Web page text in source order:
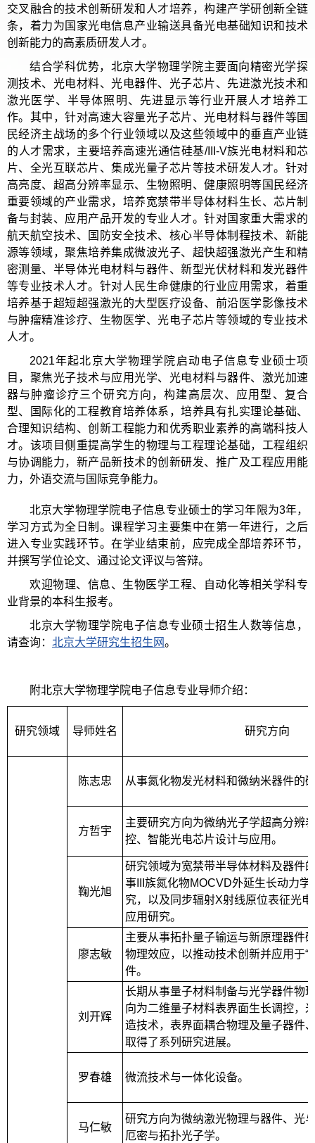
交叉融合的技术创新研发和人才培养，构建产学研创新全链
条，着力为国家光电信息产业输送具备光电基础知识和技术
创新能力的高素质研发人才。
结合学科优势，北京大学物理学院主要面向精密光学探
测技术、光电材料、光电器件、光子芯片、先进激光技术和
激光医学、半导体照明、先进显示等行业开展人才培养工
作。其中，针对高速大容量光子芯片、光电材料与器件等国
民经济主战场的多个行业领域以及这些领域中的垂直产业链
的人才需求，主要培养高速光通信硅基/III-V族光电材料和芯
片、全光互联芯片、集成光量子芯片等技术研发人才。针对
高亮度、超高分辨率显示、生物照明、健康照明等国民经济
重要领域的产业需求，培养宽禁带半导体材料生长、芯片制
备与封装、应用产品开发的专业人才。针对国家重大需求的
航天航空技术、国防安全技术、核心半导体制程技术、新能
源等领域，聚焦培养集成微波光子、超快超强激光产生和精
密测量、半导体光电材料与器件、新型光伏材料和发光器件
等专业技术人才。针对人民生命健康的行业应用需求，着重
培养基于超短超强激光的大型医疗设备、前沿医学影像技术
与肿瘤精准诊疗、生物医学、光电子芯片等领域的专业技术
人才。
2021年起北京大学物理学院启动电子信息专业硕士项
目，聚焦光子技术与应用光学、光电材料与器件、激光加速
器与肿瘤诊疗三个研究方向，构建高层次、应用型、复合
型、国际化的工程教育培养体系，培养具有扎实理论基础、
合理知识结构、创新工程能力和优秀职业素养的高端科技人
才。该项目侧重提高学生的物理与工程理论基础，工程组织
与协调能力，新产品新技术的创新研发、推广及工程应用能
力，外语交流与国际竞争能力。
北京大学物理学院电子信息专业硕士的学习年限为3年，
学习方式为全日制。课程学习主要集中在第一年进行，之后
进入专业实践环节。在学业结束前，应完成全部培养环节，
并撰写学位论文、通过论文评议与答辩。
欢迎物理、信息、生物医学工程、自动化等相关学科专
业背景的本科生报考。
北京大学物理学院电子信息专业硕士招生人数等信息，
请查询： 北京大学研究生招生网。
附北京大学物理学院电子信息专业导师介绍：
研究领域 导师姓名 研究方向
陈志忠 从事氮化物发光材料和微纳米器件的
方哲宇
主要研究方向为微纳光子学超高分辨
控、智能光电芯片设计与应用。
鞠光旭
研究领域为宽禁带半导体材料及器件
事III族氮化物MOCVD外延生长动力学
究，以及同步辐射X射线原位表征光
应用研究。
廖志敏
主要从事拓扑量子输运与新原理器件
物理效应，以推动技术创新并应用于“
件。
刘开辉
长期从事量子材料制备与光学器件物
向为二维量子材料表界面生长调控，
造技术，表界面耦合物理及量子器件
取得了系列研究进展。
罗春雄 微流技术与一体化设备。
马仁敏
研究方向为微纳激光物理与器件、光
厄密与拓扑光子学。